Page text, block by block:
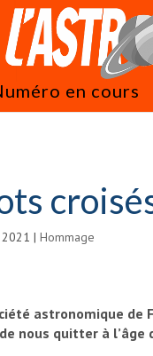
en cours
2021 |Hommage
astronomique de
nous quitter à l’âge